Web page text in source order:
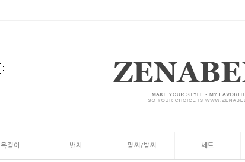
목걸이 반지 팔찌/발찌 세트